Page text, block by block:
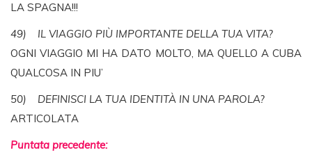
LA SPAGNA!!!
49) IL VIAGGIO PIÙ IMPORTANTE DELLA TUA VITA?
OGNI VIAGGIO MI HA DATO MOLTO, MA QUELLO A CUBA
QUALCOSA IN PIU’
50) DEFINISCI LA TUA IDENTITÀ IN UNA PAROLA?
ARTICOLATA
Puntata precedente: